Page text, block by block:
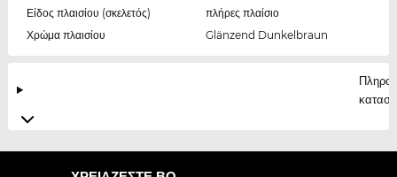
Είδος πλαισίου (σκελετός)
πλήρες πλαίσιο
Χρώμα πλαισίου
Glänzend Dunkelbraun